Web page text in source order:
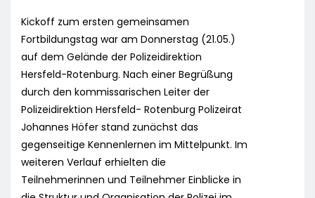
Kickoff zum ersten gemeinsamen
Fortbildungstag war am Donnerstag (21.05.)
auf dem Gelände der Polizeidirektion
Hersfeld-Rotenburg. Nach einer Begrüßung
durch den kommissarischen Leiter der
Polizeidirektion Hersfeld- Rotenburg Polizeirat
Johannes Höfer stand zunächst das
gegenseitige Kennenlernen im Mittelpunkt. Im
weiteren Verlauf erhielten die
Teilnehmerinnen und Teilnehmer Einblicke in